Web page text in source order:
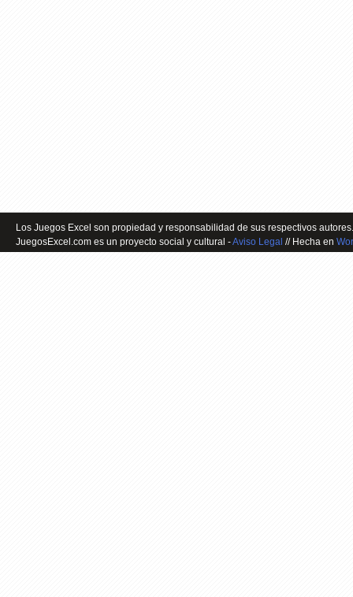
Los Juegos Excel son propiedad y responsabilidad de sus respectivos
JuegosExcel.com es un proyecto social y cultural -Aviso Legal // Hecha en